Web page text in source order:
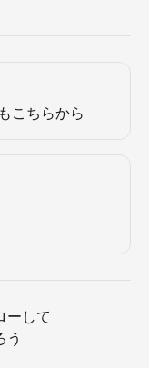
こちらから
ーして
う